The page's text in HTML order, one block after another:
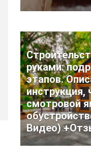
руками:
этапов.
инструкция,
смотровой
Видео)